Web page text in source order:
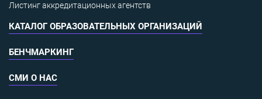
Листинг аккредитационных агентств
КАТАЛОГ ОБРАЗОВАТЕЛЬНЫХ ОРГАНИЗАЦИЙ
БЕНЧМАРКИНГ
СМИ О НАС